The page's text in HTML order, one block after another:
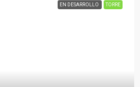
EN DESARROLLO TORRE